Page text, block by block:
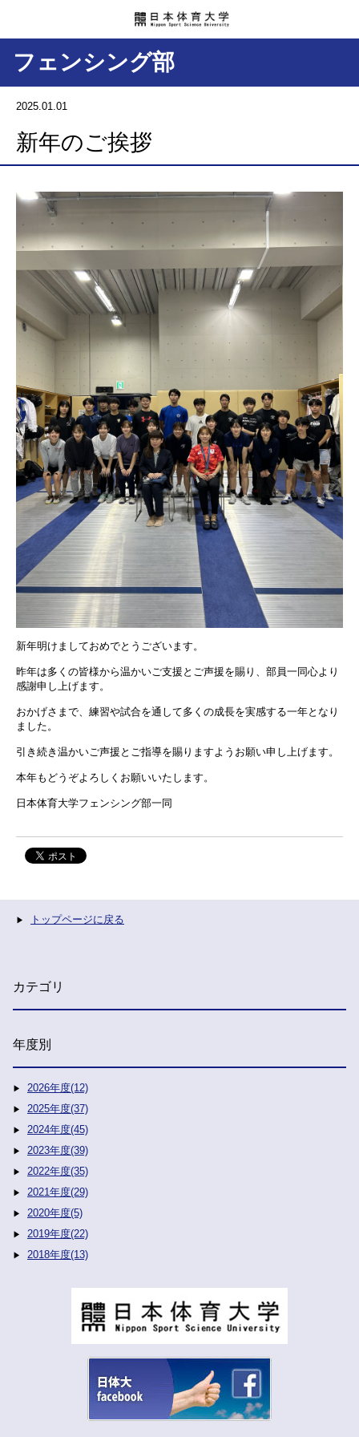
フェンシング部
2025.01.01
新年のご挨拶
新年明けましておめでとうございます。
昨年は多くの皆様から温かいご支援とご声援を賜り、部員一同心より
感謝申し上げます。
おかげさまで、練習や試合を通して多くの成長を実感する一年となり
ました。
引き続き温かいご声援とご指導を賜りますようお願い申し上げます。
本年もどうぞよろしくお願いいたします。
日本体育大学フェンシング部一同
トップページに戻る
カテゴリ
年度別
2026年度(12)
2025年度(37)
2024年度(45)
2023年度(39)
2022年度(35)
2021年度(29)
2020年度(5)
2019年度(22)
2018年度(13)